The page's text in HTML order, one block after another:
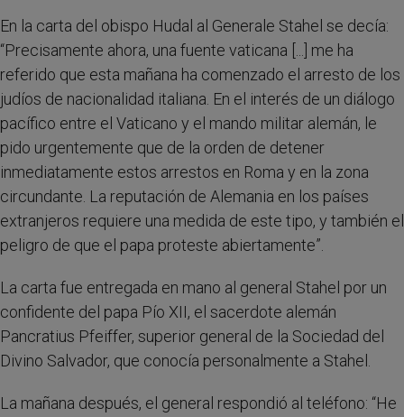
En la carta del obispo Hudal al Generale Stahel se decía:
“Precisamente ahora, una fuente vaticana [...] me ha
referido que esta mañana ha comenzado el arresto de los
judíos de nacionalidad italiana. En el interés de un diálogo
pacífico entre el Vaticano y el mando militar alemán, le
pido urgentemente que de la orden de detener
inmediatamente estos arrestos en Roma y en la zona
circundante. La reputación de Alemania en los países
extranjeros requiere una medida de este tipo, y también el
peligro de que el papa proteste abiertamente”.
La carta fue entregada en mano al general Stahel por un
confidente del papa Pío XII, el sacerdote alemán
Pancratius Pfeiffer, superior general de la Sociedad del
Divino Salvador, que conocía personalmente a Stahel.
La mañana después, el general respondió al teléfono: “He